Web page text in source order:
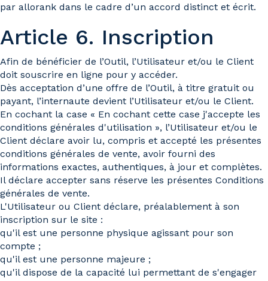
par allorank dans le cadre d’un accord distinct et écrit.
Article 6. Inscription
Afin de bénéficier de l’Outil, l’Utilisateur et/ou le Client
doit souscrire en ligne pour y accéder.
Dès acceptation d’une offre de l’Outil, à titre gratuit ou
payant, l’internaute devient l’Utilisateur et/ou le Client.
En cochant la case « En cochant cette case j'accepte les
conditions générales d'utilisation », l’Utilisateur et/ou le
Client déclare avoir lu, compris et accepté les présentes
conditions générales de vente, avoir fourni des
informations exactes, authentiques, à jour et complètes.
Il déclare accepter sans réserve les présentes Conditions
générales de vente.
L'Utilisateur ou Client déclare, préalablement à son
inscription sur le site :
qu'il est une personne physique agissant pour son
compte ;
qu'il est une personne majeure ;
qu'il dispose de la capacité lui permettant de s'engager